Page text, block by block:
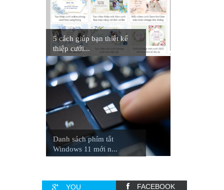
5 cách giúp bạn thiết kế
thiệp cưới...
Danh sách phím tắt
Windows 11 mới n...
YOU
FACEBOOK